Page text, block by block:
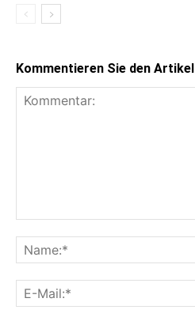
Kommentieren Sie den Artikel